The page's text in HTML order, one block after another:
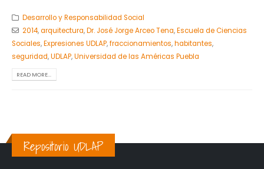
Desarrollo y Responsabilidad Social
2014,arquitectura,Dr. José Jorge Arceo Tena,Escuela de Ciencias
Sociales,Expresiones UDLAP,fraccionamientos,habitantes,
seguridad,UDLAP,Universidad de las Américas Puebla
READ MORE...
Repositorio UDLAP